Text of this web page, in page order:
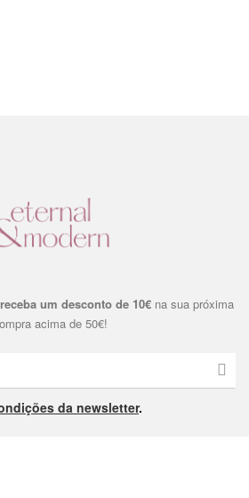
receba um desconto de 10€ na sua próxima
acima de 50€!
da newsletter.